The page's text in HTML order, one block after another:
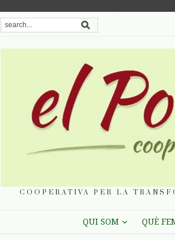
COOPERATIVA PER LA
QUI SOM QUÈ